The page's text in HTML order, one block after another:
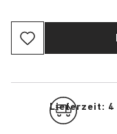
Lieferzeit: 4